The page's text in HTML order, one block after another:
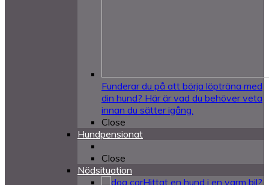
Funderar du på att börja löpträna med
din hund? Här är vad du behöver veta
innan du sätter igång.
Close
Hundpensionat
Close
Nödsituation
Hittat en hund i en varm bil?